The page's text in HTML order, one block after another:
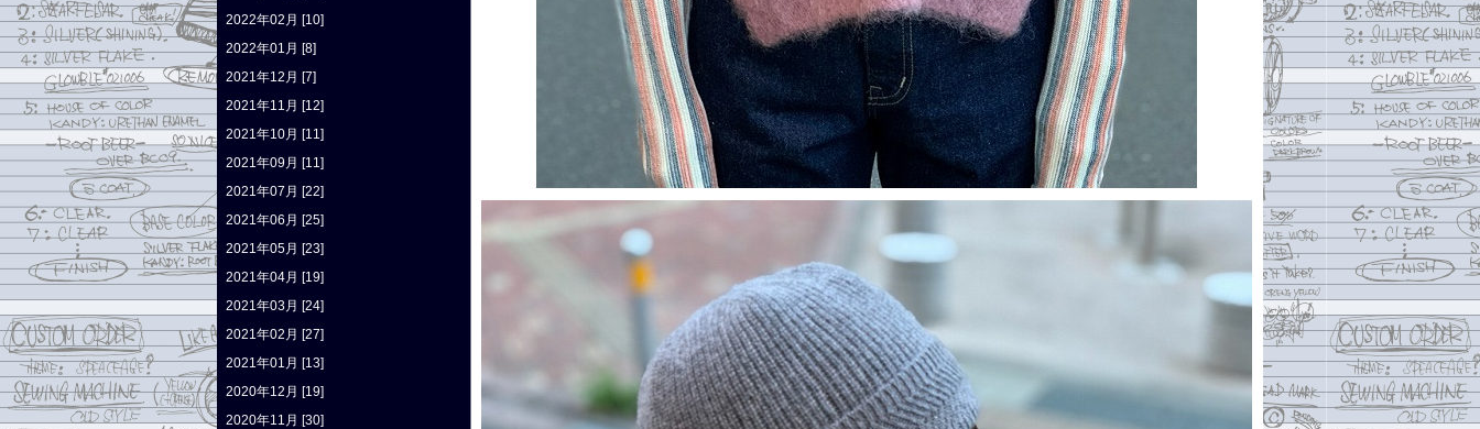
2022年02月 [10]
2022年01月 [8]
2021年12月 [7]
2021年11月 [12]
2021年10月 [11]
2021年09月 [11]
2021年07月 [22]
2021年06月 [25]
2021年05月 [23]
2021年04月 [19]
2021年03月 [24]
2021年02月 [27]
2021年01月 [13]
2020年12月 [19]
2020年11月 [30]